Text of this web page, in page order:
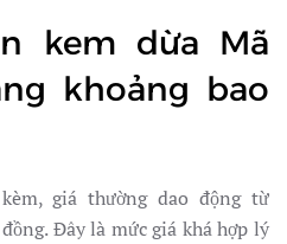
kem dừa Mã
khoảng bao
giá thường dao động từ
Đây là mức giá khá hợp lý